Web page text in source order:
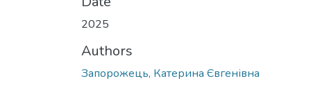
2025
Authors
Запорожець, Катерина Євгенівна